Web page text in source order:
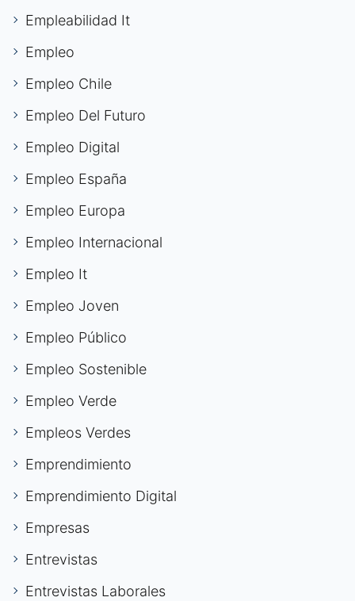
Empleabilidad It
Empleo
Empleo Chile
Empleo Del Futuro
Empleo Digital
Empleo España
Empleo Europa
Empleo Internacional
Empleo It
Empleo Joven
Empleo Público
Empleo Sostenible
Empleo Verde
Empleos Verdes
Emprendimiento
Emprendimiento Digital
Empresas
Entrevistas
Entrevistas Laborales